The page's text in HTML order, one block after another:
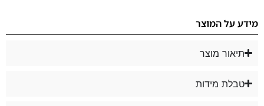
מידע על המוצר
תיאור מוצר
טבלת מידות